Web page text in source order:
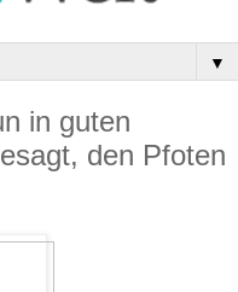
▼
in guten
den Pfoten